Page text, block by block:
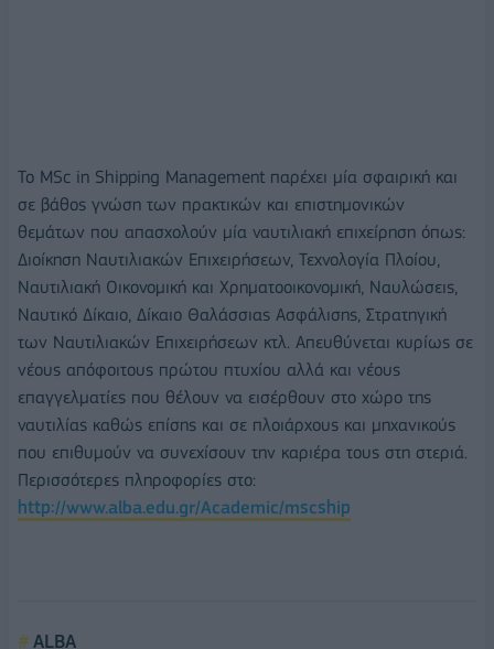
Το MSc in Shipping Management παρέχει μία σφαιρική και
σε βάθος γνώση των πρακτικών και επιστημονικών
θεμάτων που απασχολούν μία ναυτιλιακή επιχείρηση όπως:
Διοίκηση Ναυτιλιακών Επιχειρήσεων, Τεχνολογία Πλοίου,
Ναυτιλιακή Οικονομική και Χρηματοοικονομική, Ναυλώσεις,
Ναυτικό Δίκαιο, Δίκαιο Θαλάσσιας Ασφάλισης, Στρατηγική
των Ναυτιλιακών Επιχειρήσεων κτλ. Απευθύνεται κυρίως σε
νέους απόφοιτους πρώτου πτυχίου αλλά και νέους
επαγγελματίες που θέλουν να εισέρθουν στο χώρο της
ναυτιλίας καθώς επίσης και σε πλοιάρχους και μηχανικούς
που επιθυμούν να συνεχίσουν την καριέρα τους στη στεριά.
Περισσότερες πληροφορίες στο:
http://www.alba.edu.gr/Academic/mscship
ALBA